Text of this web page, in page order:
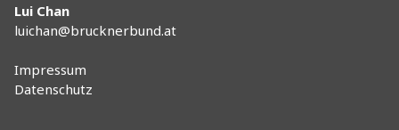
Lui Chan
luichan@brucknerbund.at
Impressum
Datenschutz